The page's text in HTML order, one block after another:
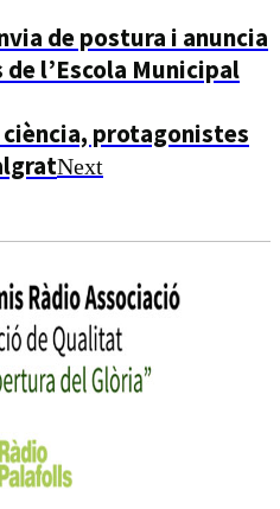
de postura i anuncia
l’Escola Municipal
protagonistes
Next